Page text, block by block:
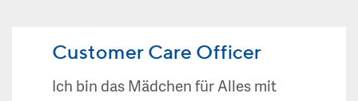
Customer Care Officer
Ich bin das Mädchen für Alles mit